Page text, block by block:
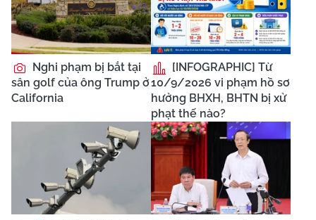
Nghi phạm bị bắt tại
sân golf của ông Trump ở
California
[INFOGRAPHIC] Từ
10/9/2026 vi phạm hồ sơ
hưởng BHXH, BHTN bị xử
phạt thế nào?